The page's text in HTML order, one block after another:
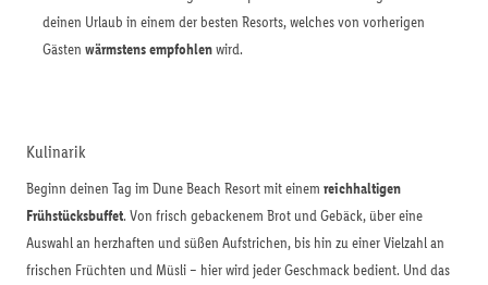
deinen Urlaub in einem der besten Resorts, welches von vorherigen
Gästen wärmstens empfohlenwird.
Kulinarik
Beginn deinen Tag im Dune Beach Resort mit einem reichhaltigen
Frühstücksbuffet. Von frisch gebackenem Brot und Gebäck, über eine
Auswahl an herzhaften und süßen Aufstrichen, bis hin zu einer Vielzahl an
frischen Früchten und Müsli – hier wird jeder Geschmack bedient. Und das